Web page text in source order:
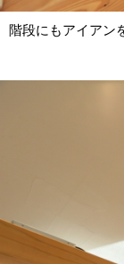
階段にもアイアン